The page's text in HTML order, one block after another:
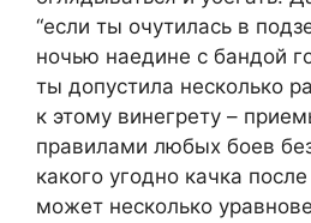
“если ты очутилась в
ночью наедине с бандой
ты допустила несколько
к этому винегрету –
правилами любых боев
какого угодно качка
может несколько